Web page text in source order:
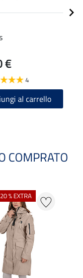
€
4
al carrello
COMPRATO
% EXTRA